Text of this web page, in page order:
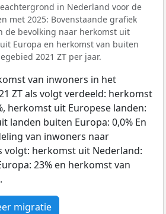
in Nederland voor de
met 2025: Bovenstaande grafiek
de bevolking naar herkomst uit
Europa en herkomst van buiten
2021 ZT per jaar.
van inwoners in het
ZT als volgt verdeeld: herkomst
herkomst uit Europese landen:
landen buiten Europa: 0,0% En
van inwoners naar
volgt: herkomst uit Nederland:
23% en herkomst van
migratie